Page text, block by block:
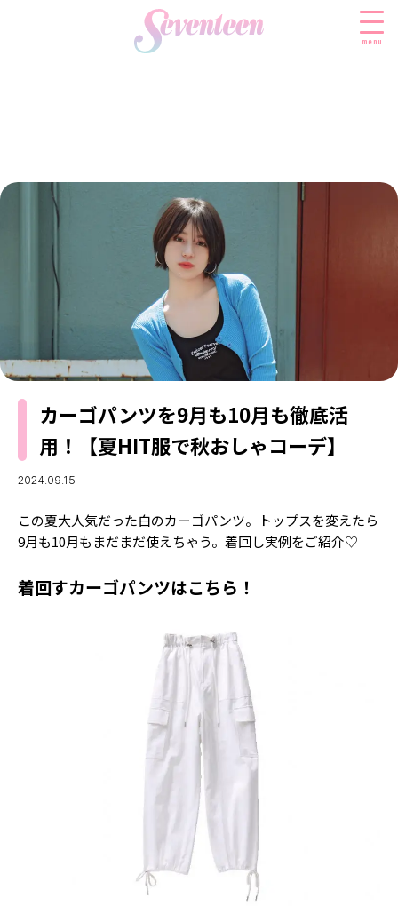
menu
FASHION
ファッションニュース
着回し
着痩せ
BEAUTY
ビューティニュース
トレンドメイク
ベストコスメ
ヘアアレンジ・ヘアケア
スキンケア
ボディケア
SCHOOL
スクールニュース
制服コーデ
学校ヘアメイク
勉強・受験・進路
ENTERTAINMENT
エンタメニュース
K-POP
LIFESTYLE
ライフスタイルニュース
JKランキング・アワード
モデルの購入品
おでかけ
JK TREND
MODELS
MODEL'S BLOG
TikTok
Instagram
YouTube
FORTUNE
ミスセブンティーンニュース
INFORMATION
について
Follow us
ST member
カーゴパンツを9月も10月も徹底活
用！【夏HIT服で秋おしゃコーデ】
2024.09.15
この夏大人気だった白のカーゴパンツ。トップスを変えたら
9月も10月もまだまだ使えちゃう。着回し実例をご紹介♡
着回すカーゴパンツはこちら！